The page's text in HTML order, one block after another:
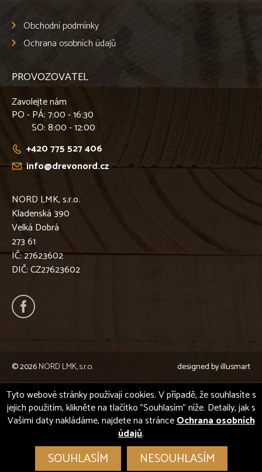
Obchodní podmínky
Ochrana osobních údajů
PROVOZOVATEL
Zavolejte nám
PO - PÁ: 7:00 - 16:30
SO: 8:00 - 12:00
+420 775 527 406
info@drevonord.cz
NORD LMK, s.r.o.
Kladenská 390
Velká Dobrá
273 61
IČ: 27623602
DIČ: CZ27623602
© 2026NORD LMK, s.r.o. designed byillusmart
Tyto webové stránky používají cookies. V případě, že souhlasíte s
jejich použitím, klikněte na tlačítko "Souhlasím" níže. Detaily, jak s
Vašimi daty nakládáme, najdete na stránceOchrana osobních
údajů.